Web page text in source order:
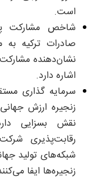
است.
صادرات ترکیه
نشان‌دهنده
اشاره دارد.
سرمایه گذاری
زنجیره‌ ارزش
نقش بسزایی
رقابت‌پذیری
شبکه‌های تولید
زنجیره‌ها ایفا